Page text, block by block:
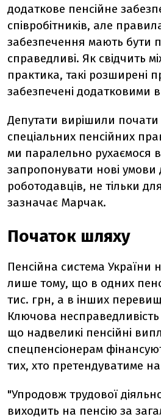
додаткове пенсійне
співробітників, але
забезпечення мають бути
справедливі. Як свідчить
практика, такі розширені
забезпечені додатковими
Депутати вирішили почати
спеціальних пенсійних
ми паралельно рухаємося
запропонувати нові умови
роботодавців, не тільки
зазначає Марчак.
Початок шляху
Пенсійна система України
лише тому, що в одних
тис. грн, а в інших
Ключова
що надвеликі пенсійні
спецпенсіонерам
тих, хто претендуватиме на
"Упродовж трудової
виходить на пенсію за